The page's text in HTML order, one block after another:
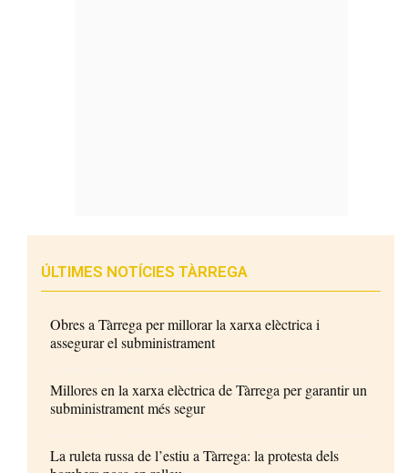
ÚLTIMES NOTÍCIES TÀRREGA
Obres a Tàrrega per millorar la xarxa elèctrica i
assegurar el subministrament
Millores en la xarxa elèctrica de Tàrrega per garantir un
subministrament més segur
La ruleta russa de l’estiu a Tàrrega: la protesta dels